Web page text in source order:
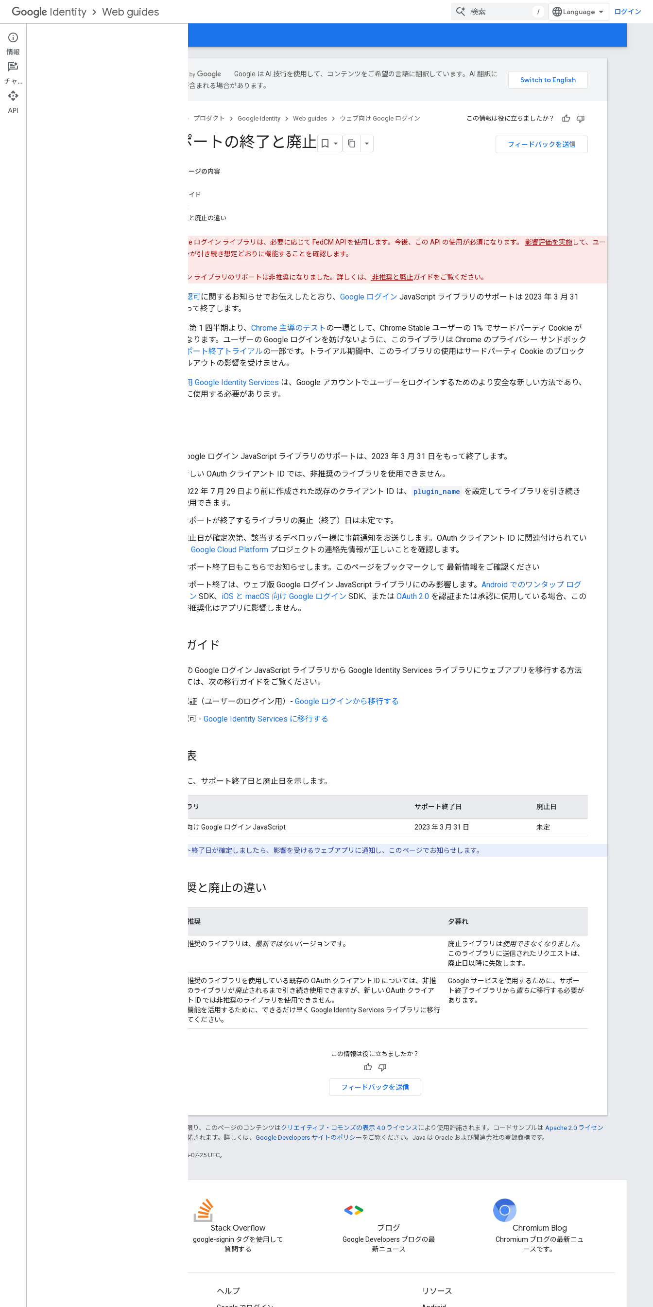
Identity Web guides / ログイン
サポート終了と廃止
Google は AI 技術を使用して、コンテンツをご希望の言語に翻訳しています。AI 翻訳に
は誤りが含まれる場合があります。
プロダクト Google Identity Web guides ウェブ向け Google ログイン この情報は役に立ちましたか？
フィードバックを送信
サポートの終了と廃止
このページの内容
移行ガイド
時刻表
非推奨と廃止の違い
Google ログイン ライブラリは、必要に応じて FedCM API を使用します。今後、この API の使用が必須になります。 影響評価を実施して、ユー
ザーのログインが引き続き想定どおりに機能することを確認します。
Google ログイン ライブラリのサポートは非推奨になりました。詳しくは、 非推奨と廃止ガイドをご覧ください。
認可に関するお知らせでお伝えしたとおり、 Google ログイン JavaScript ライブラリのサポートは 2023 年 3 月 31
日をもって終了します。
2024 年第 1 四半期より、 Chrome 主導のテストの一環として、Chrome Stable ユーザーの 1% でサードパーティ Cookie が
無効になります。ユーザーの Google ログインを妨げないように、このライブラリは Chrome のプライバシー サンドボック
サポート終了トライアルの一部です。トライアル期間中、このライブラリの使用はサードパーティ Cookie のブロック
のロールアウトの影響を受けません。
ウェブ用 Google Identity Services は、Google アカウントでユーザーをログインするためのより安全な新しい方法であり、
代わりに使用する必要があります。
Google ログイン JavaScript ライブラリのサポートは、2023 年 3 月 31 日をもって終了します。
新しい OAuth クライアント ID では、非推奨のライブラリを使用できません。
2022 年 7 月 29 日より前に作成された既存のクライアント ID は、
plugin_name を設定してライブラリを引き続き
使用できます。
サポートが終了するライブラリの廃止（終了）日は未定です。
廃止日が確定次第、該当するデベロッパー様に事前通知をお送りします。OAuth クライアント ID に関連付けられてい
Google Cloud Platform プロジェクトの連絡先情報が正しいことを確認します。
サポート終了日もこちらでお知らせします。このページをブックマークして 最新情報をご確認ください
サポート終了は、ウェブ版 Google ログイン JavaScript ライブラリにのみ影響します。 Android でのワンタップ ログ
イン SDK、 iOS と macOS 向け Google ログイン SDK、または OAuth 2.0 を認証または承認に使用している場合、この
非推奨化はアプリに影響しません。
移行ガイド
非推奨の Google ログイン JavaScript ライブラリから Google Identity Services ライブラリにウェブアプリを移行する方法
については、次の移行ガイドをご覧ください。
認証（ユーザーのログイン用）- Google ログインから移行する
認可 - Google Identity Services に移行する
時刻表
次の表に、サポート終了日と廃止日を示します。
ライブラリ サポート終了日 廃止日
ウェブ向け Google ログイン JavaScript 2023 年 3 月 31 日 未定
サポート終了日が確定しましたら、影響を受けるウェブアプリに通知し、このページでお知らせします。
非推奨と廃止の違い
非推奨 夕暮れ
非推奨のライブラリは、 最新ではないバージョンです。 廃止ライブラリは使用できなくなりました。
このライブラリに送信されたリクエストは、
廃止日以降に失敗します。
非推奨のライブラリを使用している既存の OAuth クライアント ID については、非推
奨のライブラリが廃止されるまで引き続き使用できますが、新しい OAuth クライア
ント ID では非推奨のライブラリを使用できません。
新機能を活用するために、できるだけ早く Google Identity Services ライブラリに移行
してください。
Google サービスを使用するために、サポー
ト終了ライブラリから 直ちに移行する必要が
あります。
この情報は役に立ちましたか？
フィードバックを送信
特に記載のない限り、このページのコンテンツはクリエイティブ・コモンズの表示 4.0 ライセンス により使用許諾されます。コードサンプルは Apache 2.0 ライセン
により使用許諾されます。詳しくは、 Google Developers サイトのポリシー をご覧ください。Java は Oracle および関連会社の登録商標です。
最終更新日 2025-07-25 UTC。
Stack Overflow
google-signin タグを使用して
質問する
ブログ
Google Developers ブログの最
新ニュース
Chromium Blog
Chromium ブログの最新ニュ
ースです。
ヘルプ リソース
情報
チャット
API